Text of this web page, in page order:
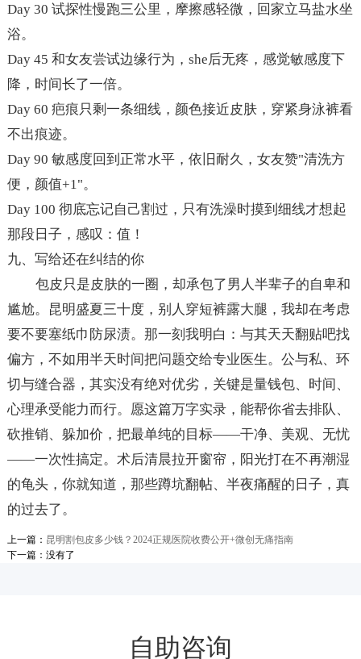
Day 30 试探性慢跑三公里，摩擦感轻微，回家立马盐水坐
浴。
Day 45 和女友尝试边缘行为，she后无疼，感觉敏感度下
降，时间长了一倍。
Day 60 疤痕只剩一条细线，颜色接近皮肤，穿紧身泳裤看
不出痕迹。
Day 90 敏感度回到正常水平，依旧耐久，女友赞"清洗方
便，颜值+1"。
Day 100 彻底忘记自己割过，只有洗澡时摸到细线才想起
那段日子，感叹：值！
九、写给还在纠结的你
包皮只是皮肤的一圈，却承包了男人半辈子的自卑和
尴尬。昆明盛夏三十度，别人穿短裤露大腿，我却在考虑
要不要塞纸巾防尿渍。那一刻我明白：与其天天翻贴吧找
偏方，不如用半天时间把问题交给专业医生。公与私、环
切与缝合器，其实没有绝对优劣，关键是量钱包、时间、
心理承受能力而行。愿这篇万字实录，能帮你省去排队、
砍推销、躲加价，把最单纯的目标——干净、美观、无忧
——一次性搞定。术后清晨拉开窗帘，阳光打在不再潮湿
的龟头，你就知道，那些蹲坑翻帖、半夜痛醒的日子，真
的过去了。
上一篇： 昆明割包皮多少钱？2024正规医院收费公开+微创无痛指南
下一篇：没有了
自助咨询